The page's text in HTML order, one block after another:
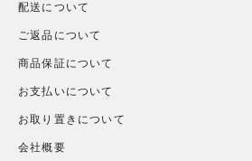
配送について
ご返品について
商品保証について
お支払いについて
お取り置きについて
会社概要